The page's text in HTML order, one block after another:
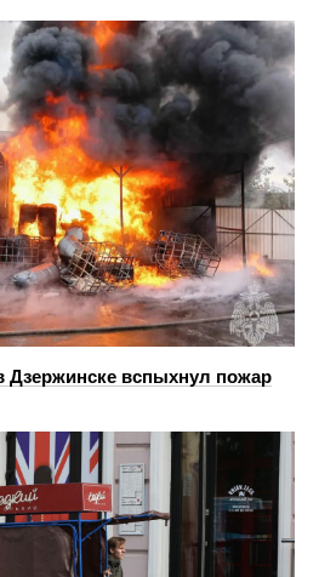
Дзержинске вспыхнул пожар